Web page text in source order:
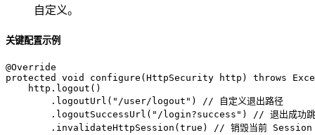
自定义。
关键配置示例
@Override
protected
void configure (HttpSecurity http) throws
    http.logout()
        .logoutUrl(
"/user/logout" ) // 自定义退出路径
        .logoutSuccessUrl(
"/login?success" ) // 退出成功跳
        .invalidateHttpSession(
true ) // 销毁当前 Session